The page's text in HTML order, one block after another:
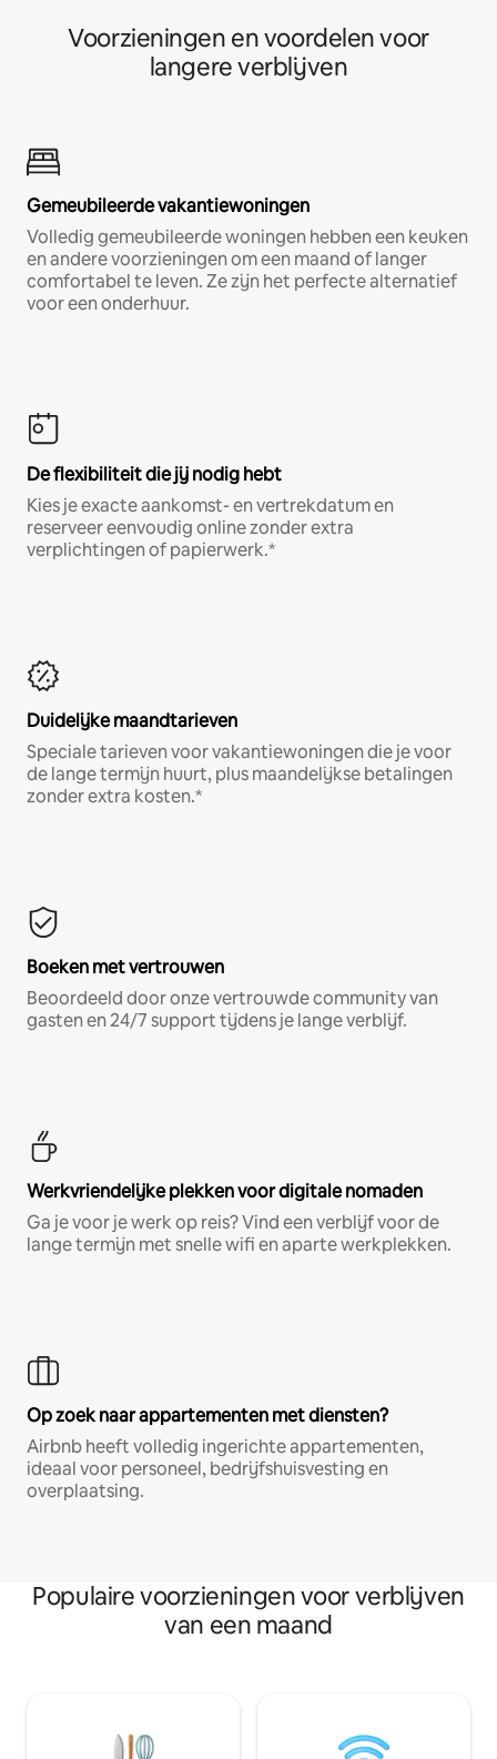
Voorzieningen en voordelen voor
langere verblijven
Gemeubileerde vakantiewoningen
Volledig gemeubileerde woningen hebben een keuken
en andere voorzieningen om een maand of langer
comfortabel te leven. Ze zijn het perfecte alternatief
voor een onderhuur.
De flexibiliteit die jij nodig hebt
Kies je exacte aankomst- en vertrekdatum en
reserveer eenvoudig online zonder extra
verplichtingen of papierwerk.*
Duidelijke maandtarieven
Speciale tarieven voor vakantiewoningen die je voor
de lange termijn huurt, plus maandelijkse betalingen
zonder extra kosten.*
Boeken met vertrouwen
Beoordeeld door onze vertrouwde community van
gasten en 24/7 support tijdens je lange verblijf.
Werkvriendelijke plekken voor digitale nomaden
Ga je voor je werk op reis? Vind een verblijf voor de
lange termijn met snelle wifi en aparte werkplekken.
Op zoek naar appartementen met diensten?
Airbnb heeft volledig ingerichte appartementen,
ideaal voor personeel, bedrijfshuisvesting en
overplaatsing.
Populaire voorzieningen voor verblijven
van een maand